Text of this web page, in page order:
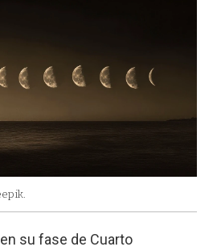
su fase de Cuarto